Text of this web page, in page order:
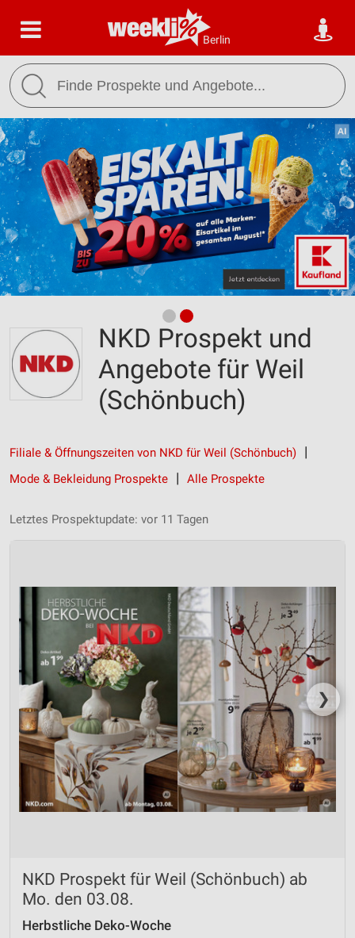
Berlin
NKD Prospekt und
Angebote für Weil
(Schönbuch)
Filiale & Öffnungszeiten von NKD für Weil (Schönbuch)
Mode & Bekleidung Prospekte
Alle Prospekte
Letztes Prospektupdate: vor 11 Tagen
❯
NKD Prospekt für Weil (Schönbuch) ab
Mo. den 03.08.
Herbstliche Deko-Woche